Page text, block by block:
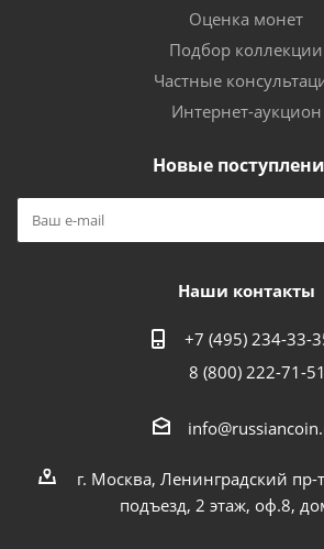
Оценка монет
Подбор коллекции
Частные
Интернет-аукцион
Новые
Наши контакты
+7 (495) 234-33-
8 (800) 222-71-51
г. Москва, Ленинградский пр-
подъезд, 2 этаж, оф.8,